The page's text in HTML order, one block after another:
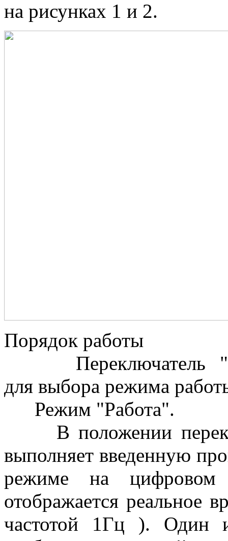
на рисунках 1 и 2.
Порядок работы
Переключатель
для выбора режима
Режим "Работа".
В положении
выполняет введенную
режиме на цифровом
отображается реальное
частотой 1Гц ). Один